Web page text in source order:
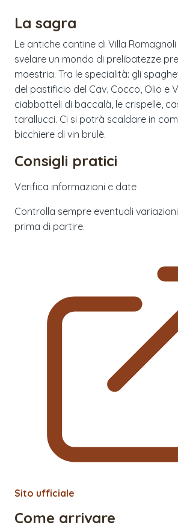
La sagra
Le antiche cantine di Villa
svelare un mondo di prelibatezze
maestria. Tra le specialità: gli
del pastificio del Cav. Cocco, Olio e
ciabbotteli di baccalà, le crispelle,
tarallucci. Ci si potrà scaldare in
bicchiere di vin brulè.
Consigli pratici
Verifica informazioni e date
Controlla sempre eventuali
prima di partire.
Sito ufficiale
Come arrivare